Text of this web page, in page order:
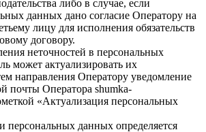
либо в случае, если
данных дано согласие Оператору на
лицу для исполнения обязательств
договору.
неточностей в персональных
может актуализировать их
направления Оператору уведомление
почты Оператора shumka-
«Актуализация персональных
персональных данных определяется